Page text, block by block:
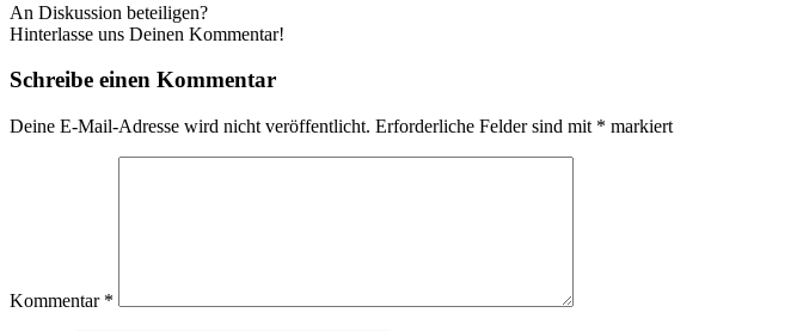
An Diskussion beteiligen?
Hinterlasse uns Deinen Kommentar!
Schreibe einen Kommentar
Deine E-Mail-Adresse wird nicht veröffentlicht. Erforderliche Felder sind mit * markiert
Kommentar *